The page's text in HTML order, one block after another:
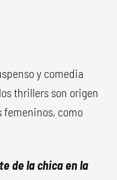
y comedia
thrillers son origen
femeninos, como
de la chica en la